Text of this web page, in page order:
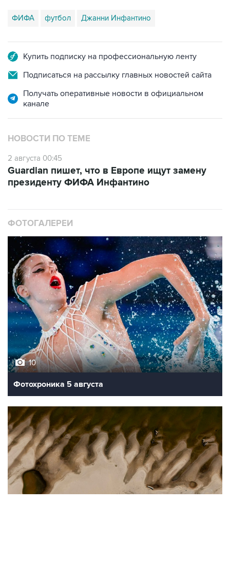
ФИФА футбол Джанни Инфантино
Купить подписку на профессиональную ленту
Подписаться на рассылку главных новостей сайта
Получать оперативные новости в официальном
канале
НОВОСТИ ПО ТЕМЕ
2 августа 00:45
Guardian пишет, что в Европе ищут замену
президенту ФИФА Инфантино
ФОТОГАЛЕРЕИ
10
Фотохроника 5 августа